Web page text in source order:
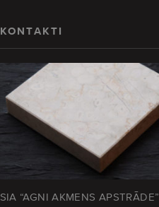
KONTAKTI
SIA “AGNI AKMENS APSTRĀDE”